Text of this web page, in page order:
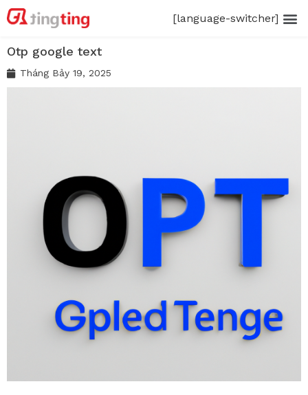
[language-switcher]
Otp google text
Tháng Bảy 19, 2025